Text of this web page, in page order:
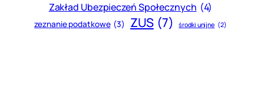
Zakład Ubezpieczeń Społecznych (4)
zeznanie podatkowe (3) ZUS (7) środki unijne (2)